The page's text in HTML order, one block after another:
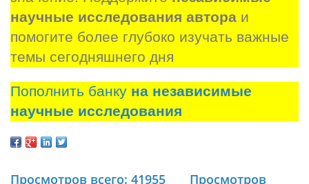
научные исследования автора и
помогите более глубоко изучать важные
темы сегодняшнего дня
Пополнить банку на независимые
научные исследования
Просмотров всего: 41955 Просмотров